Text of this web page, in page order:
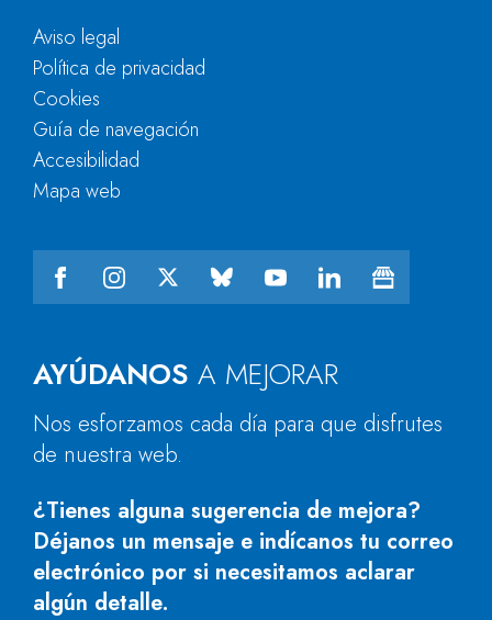
AYÚDANOS A MEJORAR
Nos esforzamos cada día para que disfrutes
de nuestra web.
¿Tienes alguna sugerencia de mejora?
Déjanos un mensaje e indícanos tu correo
electrónico por si necesitamos aclarar
algún detalle.
Aviso legal
Política de privacidad
Cookies
Guía de navegación
Accesibilidad
Mapa web